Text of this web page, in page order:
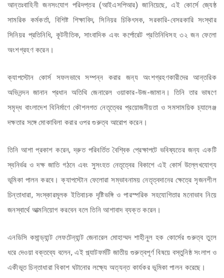
আন্তঃবাহিনী জনসংযোগ পরিদপ্তর (আইএসপিআর) জানিয়েছে, এই কোর্সে জ্যেষ্ঠ
সামরিক কর্মকর্তা, বিশিষ্ট শিক্ষাবিদ, সিনিয়র চিকিৎসক, সরকারি-বেসরকারি সংস্থার
সিনিয়র প্রতিনিধি, কূটনীতিক, সাংবাদিক এবং কর্পোরেট প্রতিনিধিসহ ৩২ জন ফেলো
অংশগ্রহণ করেন।
ক্যাপস্টোন কোর্স সফলভাবে সম্পন্ন করার জন্য অংশগ্রহণকারীদের আন্তরিক
অভিনন্দন জানান প্রধান অতিথি জেনারেল ওয়াকার-উজ-জামান। তিনি তার ভাষণে
সমৃদ্ধ বাংলাদেশ বিনির্মাণে কৌশলগত নেতৃত্বের প্রয়োজনীয়তা ও সমসাময়িক চ্যালেঞ্জ
দক্ষতার সঙ্গে মোকাবিলা করার ওপর গুরুত্ব আরোপ করেন।
তিনি আশা প্রকাশ করেন, দ্রুত পরিবর্তিত বৈশ্বিক প্রেক্ষাপটে ভবিষ্যতের জন্য একটি
স্বনির্ভর ও দক্ষ জাতি গঠনে এবং সুসংহত নেতৃত্বের বিকাশে এই কোর্স উল্লেখযোগ্য
ভূমিকা পালন করবে। ক্যাপস্টোন ফেলোরা সম্ভাবনাময় নেতৃত্বদানের ক্ষেত্রে সৃজনশীল
চিন্তাধারা, সংস্কারমূলক ইতিবাচক দৃষ্টিভঙ্গি ও পারস্পরিক সহযোগিতার মনোভাব নিয়ে
জনস্বার্থে আত্মনিয়োগ করবেন বলে তিনি আশাবাদ ব্যক্ত করেন।
এনডিসি কমান্ড্যান্ট লেফটেন্যান্ট জেনারেল মোহাম্মদ শাহীনুল হক কোর্সের গুরুত্ব তুলে
ধরে দেওয়া বক্তব্যে বলেন, এই প্ল্যাটফর্মটি জাতীয় গুরুত্বপূর্ণ বিষয়ে বস্তুনিষ্ঠ সংলাপ ও
একীভূত চিন্তাধারা বিকাশ ঘটানোর লক্ষ্যে অত্যন্ত কার্যকর ভূমিকা পালন করেছে।